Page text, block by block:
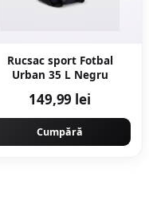
Rucsac sport Fotbal
Urban 35 L Negru
149,99 lei
Cumpără